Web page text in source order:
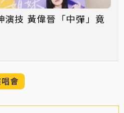
演技 黃偉晉「中彈」竟
會